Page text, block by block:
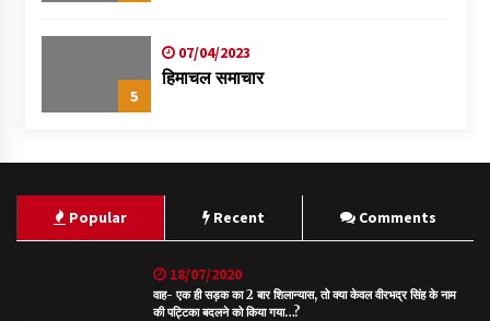
5
07/04/2023
हिमाचल समाचार
Popular Recent Comments
18/07/2020
वाह- एक ही सड़क का 2 बार शिलान्यास, तो क्या केवल वीरभद्र सिंह के नाम
की पट्टिका बदलने को किया गया…?